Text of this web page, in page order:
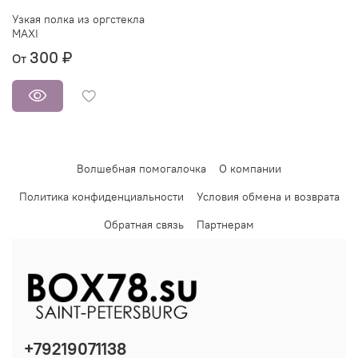
Узкая полка из оргстекла
MAXI
От 300 ₽
Волшебная помогалочка
О компании
Политика конфиденциальности
Условия обмена и возврата
Обратная связь
Партнерам
+79219071138